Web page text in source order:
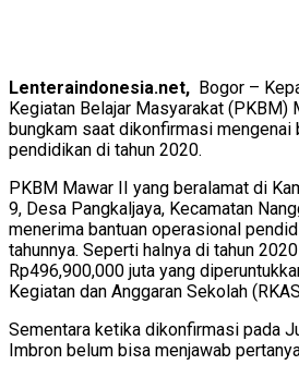
Lenteraindonesia.net, Bogor –
Kegiatan Belajar Masyarakat (PKBM)
bungkam saat dikonfirmasi mengenai
pendidikan di tahun 2020.
PKBM Mawar II yang beralamat di
9, Desa Pangkaljaya, Kecamatan
menerima bantuan operasional
tahunnya. Seperti halnya di tahun
Rp496,900,000 juta yang
Kegiatan dan Anggaran Sekolah
Sementara ketika dikonfirmasi pada
Imbron belum bisa menjawab